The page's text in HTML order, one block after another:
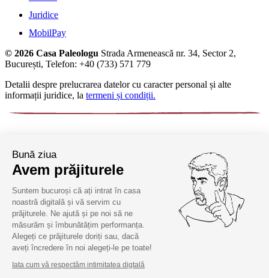
Juridice
MobilPay
© 2026 Casa Paleologu Strada Armenească nr. 34, Sector 2,
București, Telefon: +40 (733) 571 779
Detalii despre prelucrarea datelor cu caracter personal și alte
informații juridice, la termeni și condiții.
Bună ziua
Avem prăjiturele
Suntem bucuroși că ați intrat în casa
noastră digitală și vă servim cu
prăjiturele. Ne ajută și pe noi să ne
măsurăm și îmbunătățim performanța.
Alegeți ce prăjiturele doriți sau, dacă
aveți încredere în noi alegeți-le pe toate!
Iata cum vă respectăm intimitatea digtală